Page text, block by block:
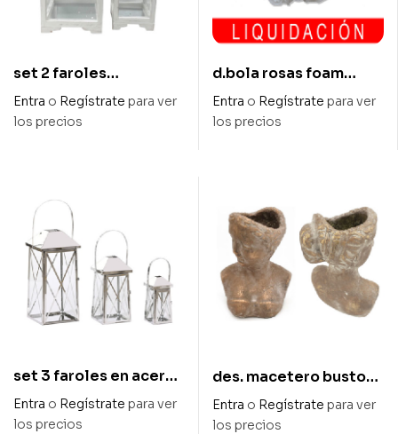
set 2 faroles
cuadrados blancos /
metal
Entra o Regístrate para ver
los precios
d.bola rosas foam
blanca diam 18 cm
Entra o Regístrate para ver
los precios
set 3 faroles en acero
y cristal
Entra o Regístrate para ver
los precios
des. macetero busto
mujer en oro
envejecido 20,5 x 16,5
Entra o Regístrate para ver
los precios